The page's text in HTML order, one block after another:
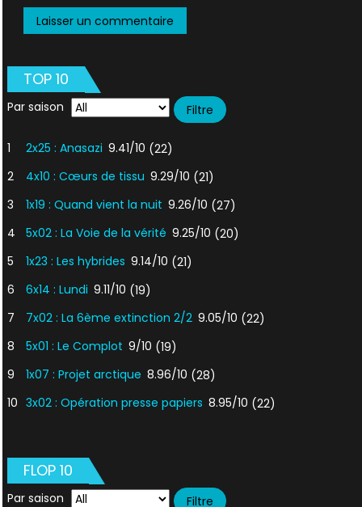
TOP 10
Par saison
1 2x25 : Anasazi 9.41/10 (22)
2
4x10 : Cœurs de tissu 9.29/10 (21)
3
1x19 : Quand vient la nuit 9.26/10 (27)
4
5x02 : La Voie de la vérité 9.25/10 (20)
5
1x23 : Les hybrides 9.14/10 (21)
6
6x14 : Lundi 9.11/10 (19)
7
7x02 : La 6ème extinction 2/2 9.05/10 (22)
8
5x01 : Le Complot 9/10 (19)
9
1x07 : Projet arctique 8.96/10 (28)
10 3x02 : Opération presse papiers 8.95/10 (22)
FLOP 10
Par saison